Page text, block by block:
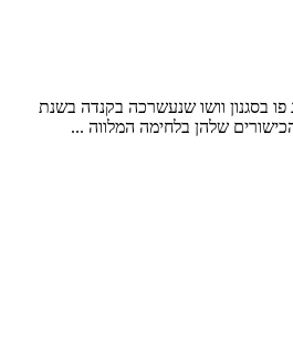
בסגנון וושו שנעשרכה בקנדה בשנת